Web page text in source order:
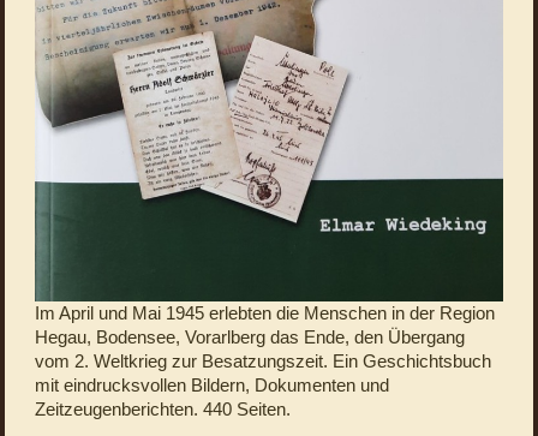
Im April und Mai 1945 erlebten die Menschen in der Region
Hegau, Bodensee, Vorarlberg das Ende, den Übergang
vom 2. Weltkrieg zur Besatzungszeit. Ein Geschichtsbuch
mit eindrucksvollen Bildern, Dokumenten und
Zeitzeugenberichten. 440 Seiten.